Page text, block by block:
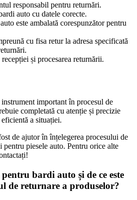
responsabil pentru returnări.
auto cu datele corecte.
este ambalată corespunzător pentru
cu fisa retur la adresa specificată
și procesarea returnării.
important în procesul de
completată cu atenție și precizie
a situației.
de ajutor în înțelegerea procesului de
piesele auto. Pentru orice alte
bardi auto și de ce este
de returnare a produselor?